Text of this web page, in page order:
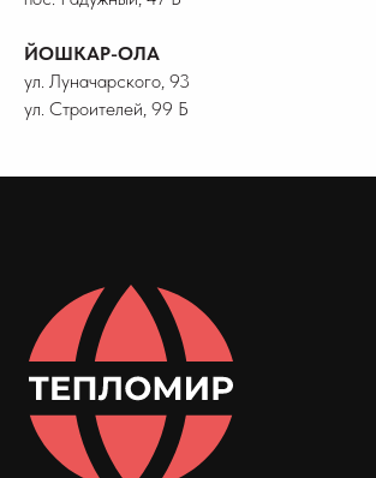
ЙОШКАР-ОЛА
ул. Луначарского, 93
ул. Строителей, 99 Б